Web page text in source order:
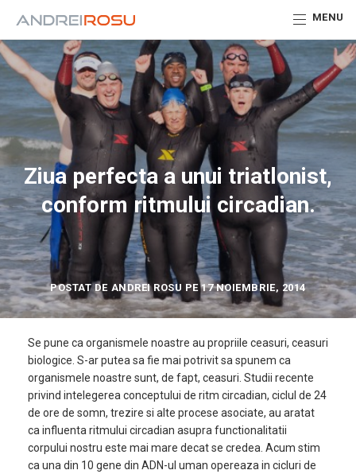
MENU
Ziua perfecta a unui triatlonist,
conform ritmului circadian.
POSTAT DE ANDREI ROSU PE 17 NOIEMBRIE, 2014
Se pune ca organismele noastre au propriile ceasuri, ceasuri
biologice. S-ar putea sa fie mai potrivit sa spunem ca
organismele noastre sunt, de fapt, ceasuri. Studii recente
privind intelegerea conceptului de ritm circadian, ciclul de 24
de ore de somn, trezire si alte procese asociate, au aratat
ca influenta ritmului circadian asupra functionalitatii
corpului nostru este mai mare decat se credea. Acum stim
ca una din 10 gene din ADN-ul uman opereaza in cicluri de